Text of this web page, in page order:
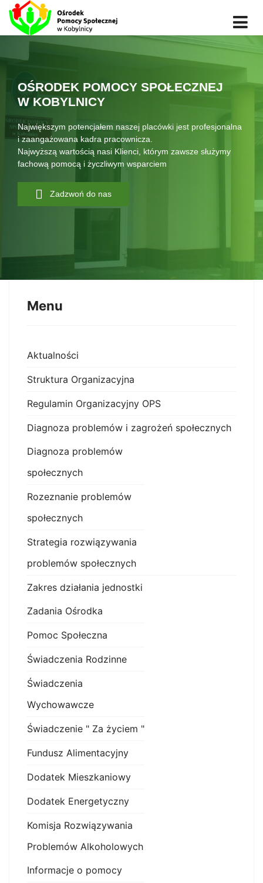
OŚRODEK POMOCY SPOŁECZNEJ
W KOBYLNICY
Największym potencjałem naszej placówki jest profesjonalna
i zaangażowana kadra pracownicza.
Najwyższą wartością nasi Klienci, którym zawsze służymy
fachową pomocą i życzliwym wsparciem
Zadzwoń do nas
Menu
Aktualności
Struktura Organizacyjna
Regulamin Organizacyjny OPS
Diagnoza problemów i zagrożeń społecznych
Diagnoza problemów
społecznych
Rozeznanie problemów
społecznych
Strategia rozwiązywania
problemów społecznych
Zakres działania jednostki
Zadania Ośrodka
Pomoc Społeczna
Świadczenia Rodzinne
Świadczenia
Wychowawcze
Świadczenie " Za życiem "
Fundusz Alimentacyjny
Dodatek Mieszkaniowy
Dodatek Energetyczny
Komisja Rozwiązywania
Problemów Alkoholowych
Informacje o pomocy